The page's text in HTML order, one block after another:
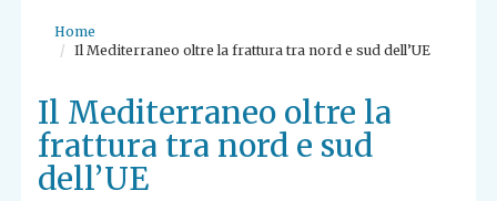
Home
Il Mediterraneo oltre la frattura tra nord e sud dell’UE
Il Mediterraneo oltre la
frattura tra nord e sud
dell’UE